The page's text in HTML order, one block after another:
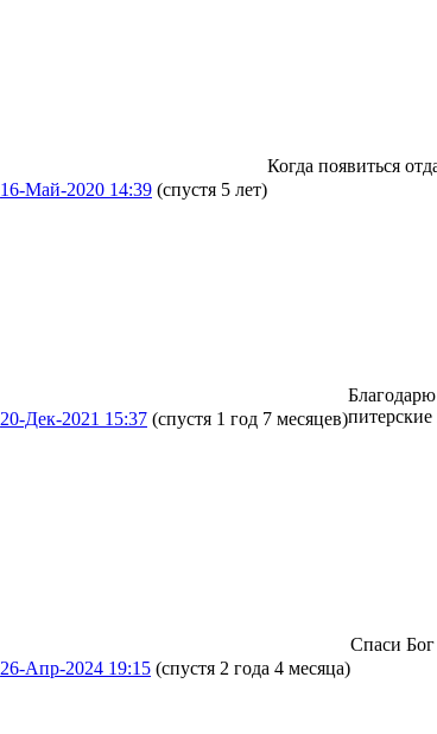
16-Май-2020 14:39 (спустя 5 лет)
Когда появиться
20-Дек-2021 15:37 (спустя 1 год 7 месяцев)
26-Апр-2024 19:15 (спустя 2 года 4 месяца)
Спаси Бог